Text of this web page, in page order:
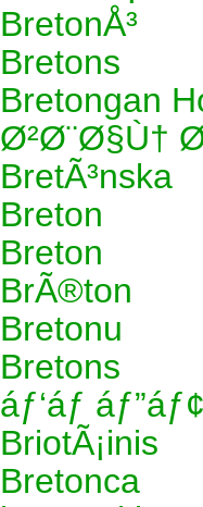
BretonÅ³
Bretons
Bretongan
Ø²Ø¨Ø§Ù†
BretÃ³nska
Breton
Breton
BrÃ®ton
Bretonu
Bretons
áƒ‘áƒ
BriotÃ¡inis
Bretonca